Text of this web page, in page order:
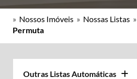
» Nossos Imóveis » Nossas Listas »
Permuta
Outras Listas Automáticas